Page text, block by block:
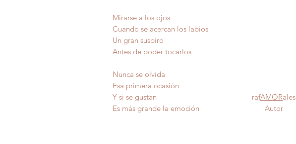
Mirarse a los ojos
Cuando se acercan los labios
Un gran suspiro
Antes de poder tocarlos
Nunca se olvida
Esa primera ocasión
Y si se gustan rafAMORales
Es más grande la emoción Autor